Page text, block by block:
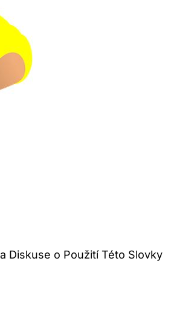
Diskuse o Použití Této Slovky